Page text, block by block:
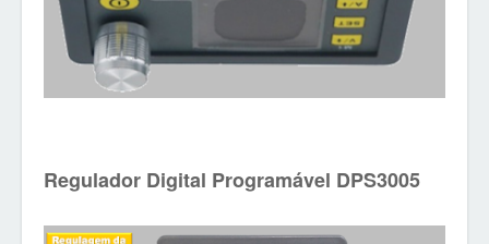
Regulador Digital Programável DPS3005